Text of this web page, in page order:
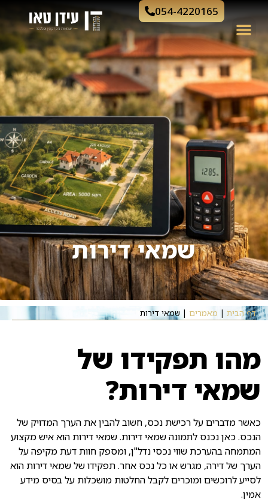
054-4220165
שמאי דירות
דף הבית | מאמרים | שמאי דירות
מהו תפקידו של
שמאי דירות?
כאשר מדברים על רכישת נכס, חשוב להבין את הערך המדויק של
הנכס. כאן נכנס לתמונה שמאי דירות. שמאי דירות הוא איש מקצוע
המתמחה בהערכת שווי נכסי נדל"ן, ומספק חוות דעת מקיפה על
הערך של דירה, מגרש או כל נכס אחר. תפקידו של שמאי דירות הוא
לסייע לרוכשים ומוכרים לקבל החלטות מושכלות על בסיס מידע
אמין.